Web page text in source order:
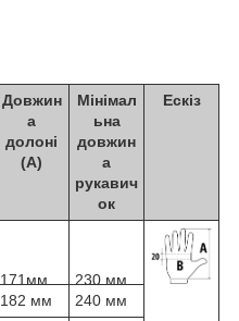
Довжин
а
долоні
(А)
Мінімал
ьна
довжин
а
рукавич
ок
Ескіз
171мм
230 мм
182 мм
240 мм